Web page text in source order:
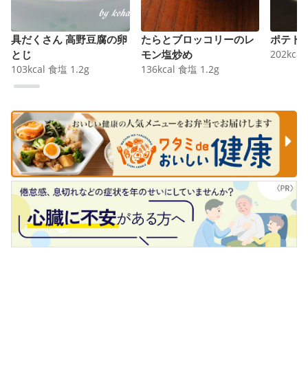
具だくさん 高野豆腐の卵
とじ
103kcal 食塩 1.2g
たらとブロッコリーのレ
モン塩炒め
136kcal 食塩 1.2g
ポテト
202kcal